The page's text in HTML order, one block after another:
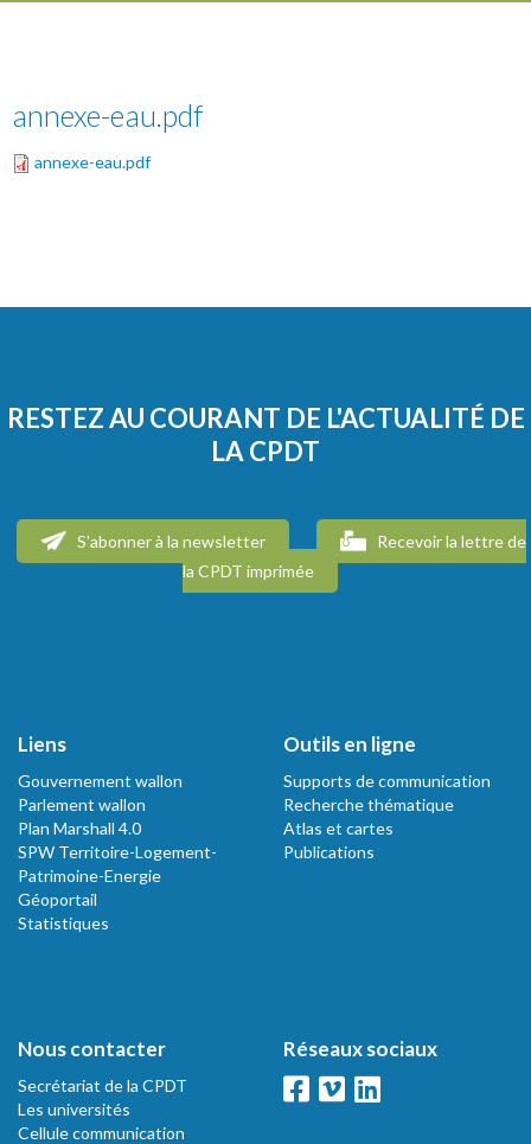
annexe-eau.pdf
annexe-eau.pdf
RESTEZ AU COURANT DE L'ACTUALITÉ DE
LA CPDT
S'abonner à la newsletter
Recevoir la lettre de
la CPDT imprimée
Liens
Gouvernement wallon
Parlement wallon
Plan Marshall 4.0
SPW Territoire-Logement-
Patrimoine-Energie
Géoportail
Statistiques
Outils en ligne
Supports de communication
Recherche thématique
Atlas et cartes
Publications
Nous contacter
Secrétariat de la CPDT
Les universités
Cellule communication
Réseaux sociaux